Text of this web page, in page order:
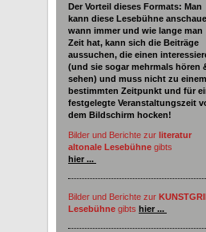
Der Vorteil dieses Formats: Man
kann diese Lesebühne
wann immer und wie lange man
Zeit hat, kann sich die Beiträge
aussuchen, die einen
(und sie sogar mehrmals hören
sehen) und muss nicht zu einem
bestimmten Zeitpunkt und für
festgelegte Veranstaltungszeit
dem Bildschirm hocken!
Bilder und Berichte zur literatur
altonale Lesebühne gibts
hier ...
Bilder und Berichte zur
Lesebühne gibts hier ...